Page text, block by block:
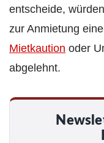
entscheide,
zur Anmietung
Mietkaution oder
abgelehnt.